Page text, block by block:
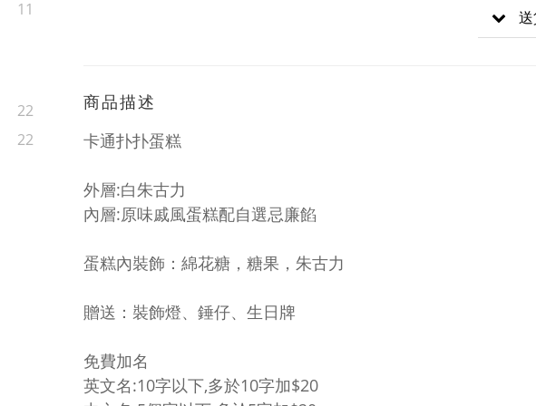
11
22
22
商品描述
卡通扑扑蛋糕
外層:白朱古力
內層:原味戚風蛋糕配自選忌廉餡
蛋糕內裝飾：綿花糖，糖果，朱古力
贈送：裝飾燈、錘仔、生日牌
免費加名
英文名:10字以下,多於10字加$20